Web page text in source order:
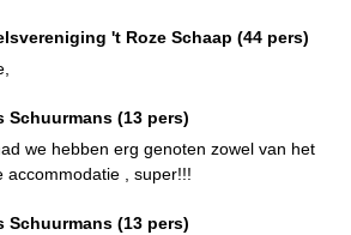
't Roze Schaap (44 pers)
Schuurmans (13 pers)
we hebben erg genoten zowel van het
accommodatie , super!!!
Schuurmans (13 pers)